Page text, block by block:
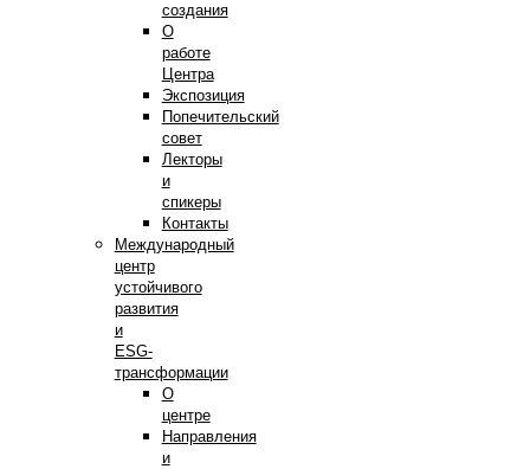
создания
О
работе
Центра
Экспозиция
Попечительский
совет
Лекторы
и
спикеры
Контакты
Международный
центр
устойчивого
развития
и
ESG-
трансформации
О
центре
Направления
и